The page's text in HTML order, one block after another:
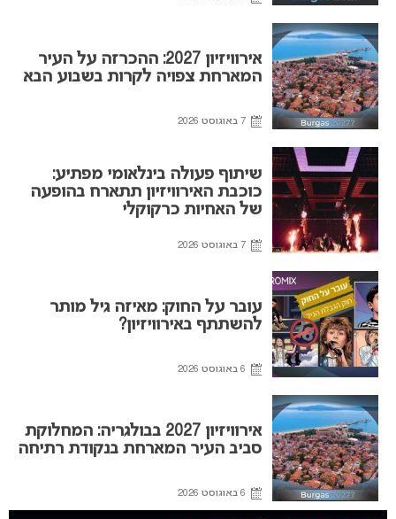
אירוויזיון 2027: ההכרזה על העיר
המארחת צפויה לקרות בשבוע הבא
7 באוגוסט 2026
שיתוף פעולה בינלאומי מפתיע:
כוכבת האירוויזיון תתארח בהופעה
של האחיות כרקוקלי
7 באוגוסט 2026
עובר על החוק: מאיזה גיל מותר
להשתתף באירוויזיון?
6 באוגוסט 2026
אירוויזיון 2027 בבולגריה: המחלוקת
סביב העיר המארחת בנקודת רתיחה
6 באוגוסט 2026